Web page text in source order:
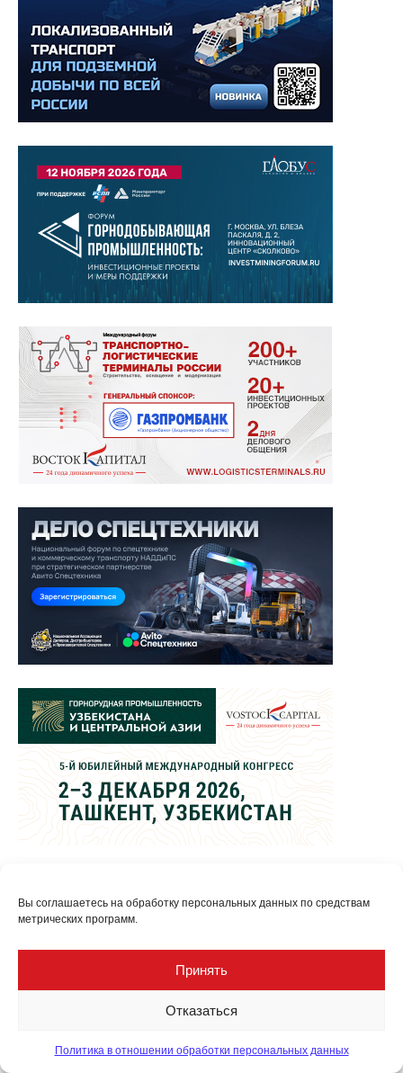
Вы соглашаетесь на обработку персональных данных по средствам
метрических программ.
Принять
Отказаться
Политика в отношении обработки персональных данных